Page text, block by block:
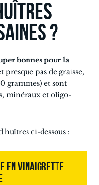
?
bonnes pour la
pas de graisse,
grammes) et sont
minéraux et oligo-
ci-dessous :
EN VINAIGRETTE